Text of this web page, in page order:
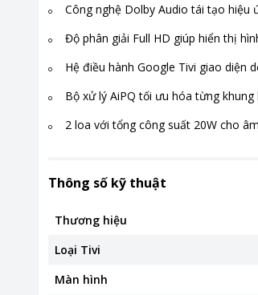
Công nghệ Dolby Audio tái tạo hiệu
Độ phân giải Full HD giúp hiển thị
Hệ điều hành Google Tivi giao diện
Bộ xử lý AiPQ tối ưu hóa từng
2 loa với tổng công suất 20W cho
Thông số kỹ thuật
Thương hiệu
Loại Tivi
Màn hình